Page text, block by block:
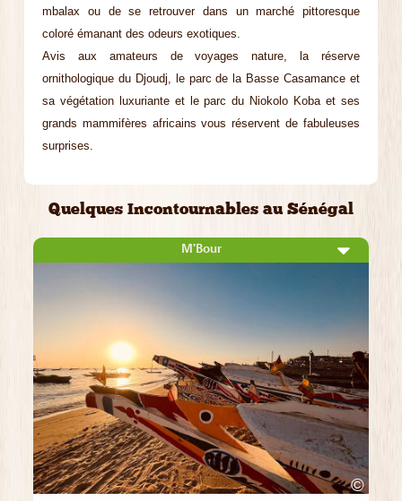
mbalax ou de se retrouver dans un marché pittoresque
coloré émanant des odeurs exotiques.
Avis aux amateurs de voyages nature, la réserve
ornithologique du Djoudj, le parc de la Basse Casamance et
sa végétation luxuriante et le parc du Niokolo Koba et ses
grands mammifères africains vous réservent de fabuleuses
surprises.
Quelques Incontournables au Sénégal
M'Bour
©